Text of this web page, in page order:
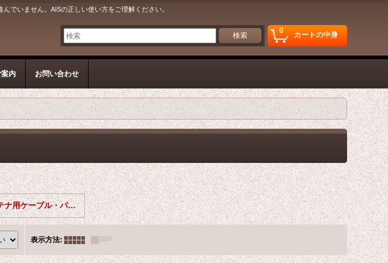
でいません。AISの正しい使い方をご理解ください。
0 カートの中身
案内 お問い合わせ
アンテナ用ケーブル・パーツ
表示方法: